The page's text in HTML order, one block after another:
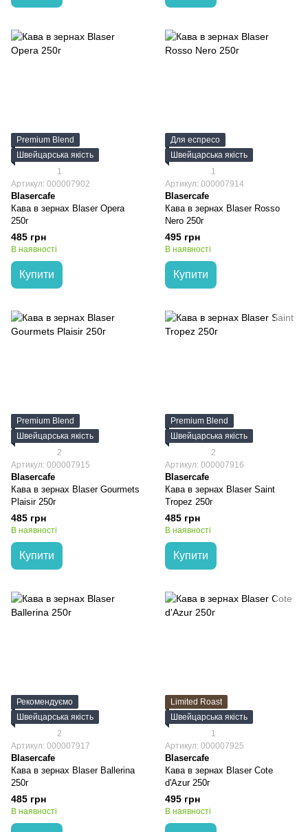
Premium Blend
Швейцарська якість
1
Артикул: 000007902
Blasercafe
Кава в зернах Blaser Opera
250г
485 грн
В наявності
Купити
Для еспресо
Швейцарська якість
1
Артикул: 000007914
Blasercafe
Кава в зернах Blaser Rosso
Nero 250г
495 грн
В наявності
Купити
Premium Blend
Швейцарська якість
2
Артикул: 000007915
Blasercafe
Кава в зернах Blaser Gourmets
Plaisir 250г
485 грн
В наявності
Купити
Premium Blend
Швейцарська якість
2
Артикул: 000007916
Blasercafe
Кава в зернах Blaser Saint
Tropez 250г
485 грн
В наявності
Купити
Рекомендуємо
Швейцарська якість
2
Артикул: 000007917
Blasercafe
Кава в зернах Blaser Ballerina
250г
485 грн
В наявності
Limited Roast
Швейцарська якість
1
Артикул: 000007925
Blasercafe
Кава в зернах Blaser Cote
d'Azur 250г
495 грн
В наявності